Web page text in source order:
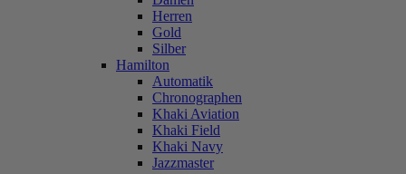
Herren
Gold
Silber
Hamilton
Automatik
Chronographen
Khaki Aviation
Khaki Field
Khaki Navy
Jazzmaster